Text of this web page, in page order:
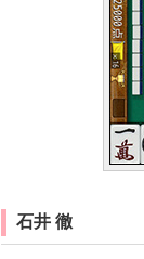
石井 徹